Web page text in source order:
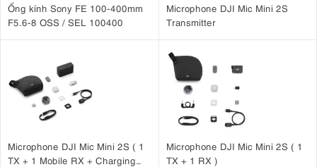
Ống kính Sony FE 100-400mm
F5.6-8 OSS / SEL 100400
Microphone DJI Mic Mini 2S
Transmitter
Microphone DJI Mic Mini 2S ( 1
TX + 1 Mobile RX + Charging
Microphone DJI Mic Mini 2S ( 1
TX + 1 RX )